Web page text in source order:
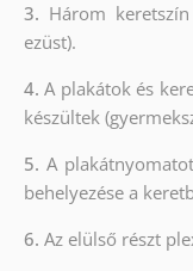
3. Három
ezüst).
4.A plakátok és
készültek
5. A
behelyezése a
6. Az elülső részt